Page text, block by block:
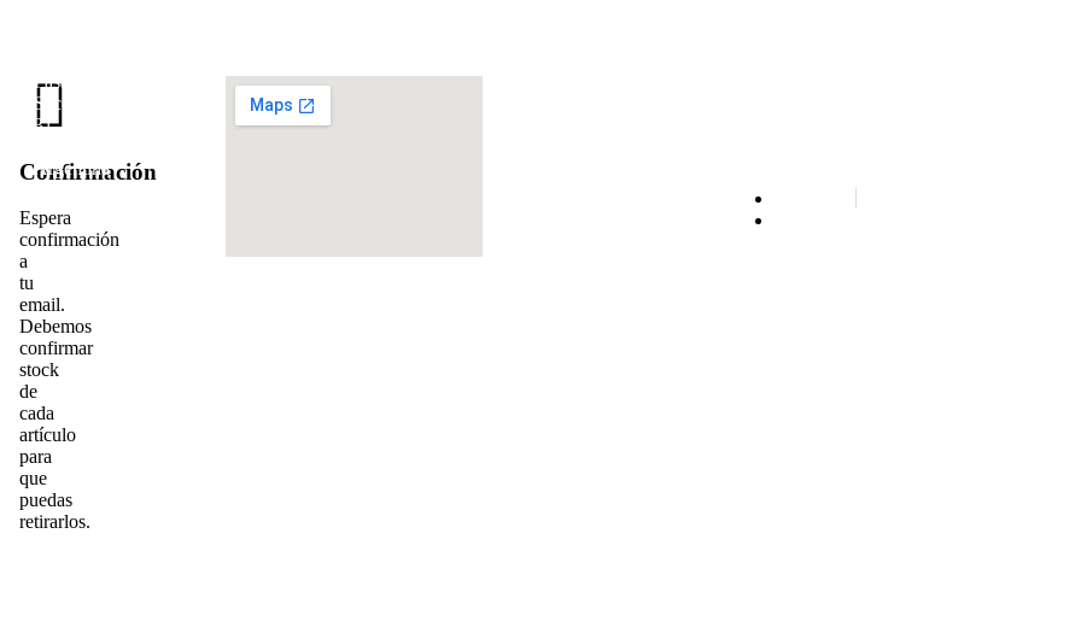
Confirmación
Espera
confirmación
a
tu
email.
Debemos
confirmar
stock
de
cada
artículo
para
que
puedas
retirarlos.
Pasaje
Sacchi
31,
Argentina